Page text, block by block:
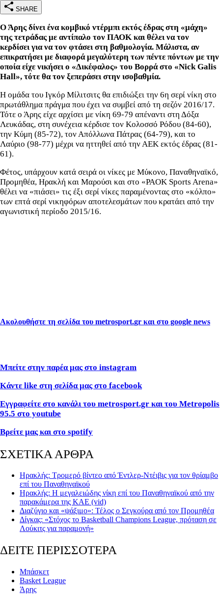
SHARE
Ο Άρης δίνει ένα κομβικό ντέρμπι εκτός έδρας στη «μάχη»
της τετράδας με αντίπαλο τον ΠΑΟΚ και θέλει να τον
κερδίσει για να τον φτάσει στη βαθμολογία. Μάλιστα, αν
επικρατήσει με διαφορά μεγαλύτερη των πέντε πόντων με την
οποία είχε νικήσει ο «Δικέφαλος» του Βορρά στο «Nick Galis
Hall», τότε θα τον ξεπεράσει στην ισοβαθμία.
Η ομάδα του Ιγκόρ Μίλιτσιτς θα επιδιώξει την 6η σερί νίκη στο
πρωτάθλημα πράγμα που έχει να συμβεί από τη σεζόν 2016/17.
Τότε ο Άρης είχε αρχίσει με νίκη 69-79 απέναντι στη Δόξα
Λευκάδας, στη συνέχεια κέρδισε τον Κολοσσό Ρόδου (84-60),
την Κύμη (85-72), τον Απόλλωνα Πάτρας (64-79), και το
Λαύριο (98-77) μέχρι να ηττηθεί από την ΑΕΚ εκτός έδρας (81-
61).
Φέτος, υπάρχουν κατά σειρά οι νίκες με Μύκονο, Παναθηναϊκό,
Προμηθέα, Ηρακλή και Μαρούσι και στο «PAOK Sports Arena»
θέλει να «πιάσει» τις έξι σερί νίκες παραμένοντας στο «κόλπο»
των επτά σερί νικηφόρων αποτελεσμάτων που κρατάει από την
αγωνιστική περίοδο 2015/16.
Ακολουθήστε τη σελίδα του metrosport.gr και στο google news
Μπείτε στην παρέα μας στο instagram
Κάντε like στη σελίδα μας στο facebook
Εγγραφείτε στο κανάλι του metrosport.gr και του Metropolis
95.5 στο youtube
Βρείτε μας και στο spotify
ΣΧΕΤΙΚΑ ΑΡΘΡΑ
Ηρακλής: Τρομερό βίντεο από Έντλερ-Ντέιβις για τον θρίαμβο
επί του Παναθηναϊκού
Ηρακλής: Η μεγαλειώδης νίκη επί του Παναθηναϊκού από την
παρακάμερα της ΚΑΕ (vid)
Διαζύγιο και «ψάξιμο»: Τέλος ο Σεγκούρα από τον Προμηθέα
Δίγκας: «Στόχος το Basketball Champions League, πρόταση σε
Λούκιτς για παραμονή»
ΔΕΙΤΕ ΠΕΡΙΣΣΟΤΕΡΑ
Μπάσκετ
Basket League
Άρης